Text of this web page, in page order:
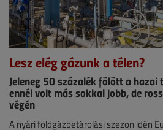
Lesz elég gázunk a télen?
Jeleneg 50 százalék fölött a
ennél volt más sokkal jobb, de
végén
Hírek
A nyári földgázbetárolási szezon idén